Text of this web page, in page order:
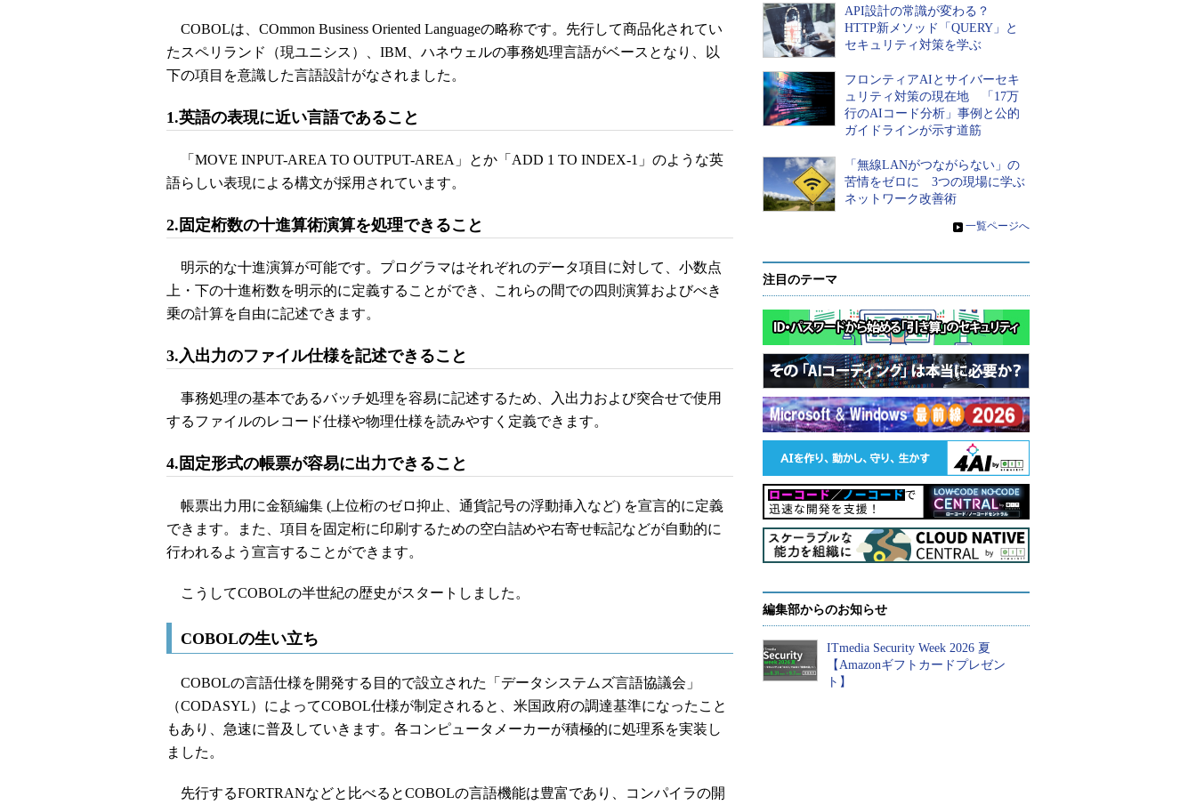
COBOLは、COmmon Business Oriented Languageの略称です。先行して商品化されてい
たスペリランド（現ユニシス）、IBM、ハネウェルの事務処理言語がベースとなり、以
下の項目を意識した言語設計がなされました。
1.英語の表現に近い言語であること
「MOVE INPUT-AREA TO OUTPUT-AREA」とか「ADD 1 TO INDEX-1」のような英
語らしい表現による構文が採用されています。
2.固定桁数の十進算術演算を処理できること
明示的な十進演算が可能です。プログラマはそれぞれのデータ項目に対して、小数点
上・下の十進桁数を明示的に定義することができ、これらの間での四則演算およびべき
乗の計算を自由に記述できます。
3.入出力のファイル仕様を記述できること
事務処理の基本であるバッチ処理を容易に記述するため、入出力および突合せで使用
するファイルのレコード仕様や物理仕様を読みやすく定義できます。
4.固定形式の帳票が容易に出力できること
帳票出力用に金額編集 (上位桁のゼロ抑止、通貨記号の浮動挿入など) を宣言的に定義
できます。また、項目を固定桁に印刷するための空白詰めや右寄せ転記などが自動的に
行われるよう宣言することができます。
こうしてCOBOLの半世紀の歴史がスタートしました。
COBOLの生い立ち
COBOLの言語仕様を開発する目的で設立された「データシステムズ言語協議会」
（CODASYL）によってCOBOL仕様が制定されると、米国政府の調達基準になったこと
もあり、急速に普及していきます。各コンピュータメーカーが積極的に処理系を実装し
ました。
先行するFORTRANなどと比べるとCOBOLの言語機能は豊富であり、コンパイラの開
API設計の常識が変わる？
HTTP新メソッド「QUERY」と
セキュリティ対策を学ぶ
フロンティアAIとサイバーセキ
ュリティ対策の現在地 「17万
行のAIコード分析」事例と公的
ガイドラインが示す道筋
「無線LANがつながらない」の
苦情をゼロに 3つの現場に学ぶ
ネットワーク改善術
» 一覧ページへ
注目のテーマ
編集部からのお知らせ
ITmedia Security Week 2026 夏
【Amazonギフトカードプレゼン
ト】